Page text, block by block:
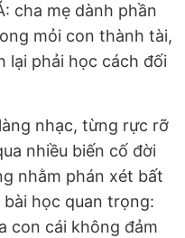
cha mẹ dành phần
mỏi con thành tài,
lại phải học cách đối
nhạc, từng rực rỡ
nhiều biến cố đời
nhằm phán xét bất
học quan trọng:
con cái không đảm